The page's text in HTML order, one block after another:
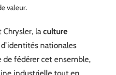
valeur.
Chrysler, la culture
nationales
de fédérer cet ensemble,
industrielle tout en